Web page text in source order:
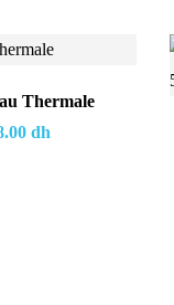
Thermale
dh